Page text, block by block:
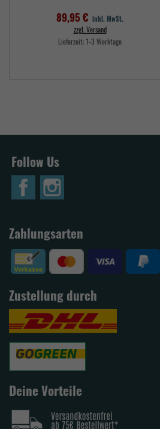
89,95 € inkl. MwSt.
zzgl. Versand
Lieferzeit:1-3 Werktage
Follow Us
Zahlungsarten
Zustellung durch
Deine Vorteile